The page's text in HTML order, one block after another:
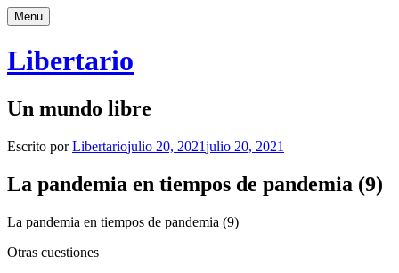
Saltar
al
Menu
Libertario
Un mundo libre
Escrito porLibertariojulio 20, 2021julio 20, 2021
La pandemia en tiempos de pandemia (9)
La pandemia en tiempos de pandemia (9)
Otras cuestiones